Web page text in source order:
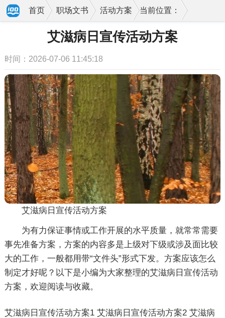
当前位置：
首页 职场文书 活动方案
艾滋病日宣传活动方案
时间：2026-07-06 11:45:18
艾滋病日宣传活动方案
为有力保证事情或工作开展的水平质量，就常常需要
事先准备方案，方案的内容多是上级对下级或涉及面比较
大的工作，一般都用带“文件头”形式下发。方案应该怎么
制定才好呢？以下是小编为大家整理的艾滋病日宣传活动
方案，欢迎阅读与收藏。
艾滋病日宣传活动方案1 艾滋病日宣传活动方案2 艾滋病